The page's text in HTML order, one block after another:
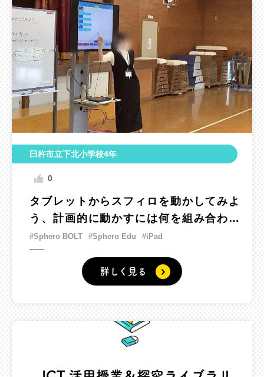
臼杵市立下北小学校4年
0
タブレットからスフィロを動かしてみよ
う、計画的に動かすには何を組み合わせ
たらいいだろう
#Sphero BOLT #Sphero Edu #iPad
詳しく見る